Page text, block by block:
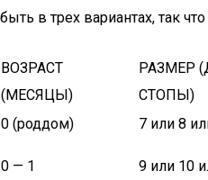
быть в трех вариантах, так
ВОЗРАСТ
(МЕСЯЦЫ)
РАЗМЕР
СТОПЫ)
0 (роддом) 7 или 8
0 — 1 9 или 10